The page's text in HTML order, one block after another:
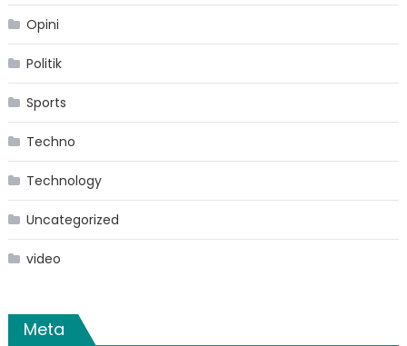
Opini
Politik
Sports
Techno
Technology
Uncategorized
video
Meta